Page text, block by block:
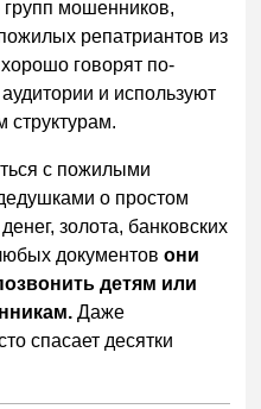
мошенников,
репатриантов из
говорят по-
и используют
структурам.
с пожилыми
о простом
золота, банковских
документовони
детям или
Даже
спасает десятки